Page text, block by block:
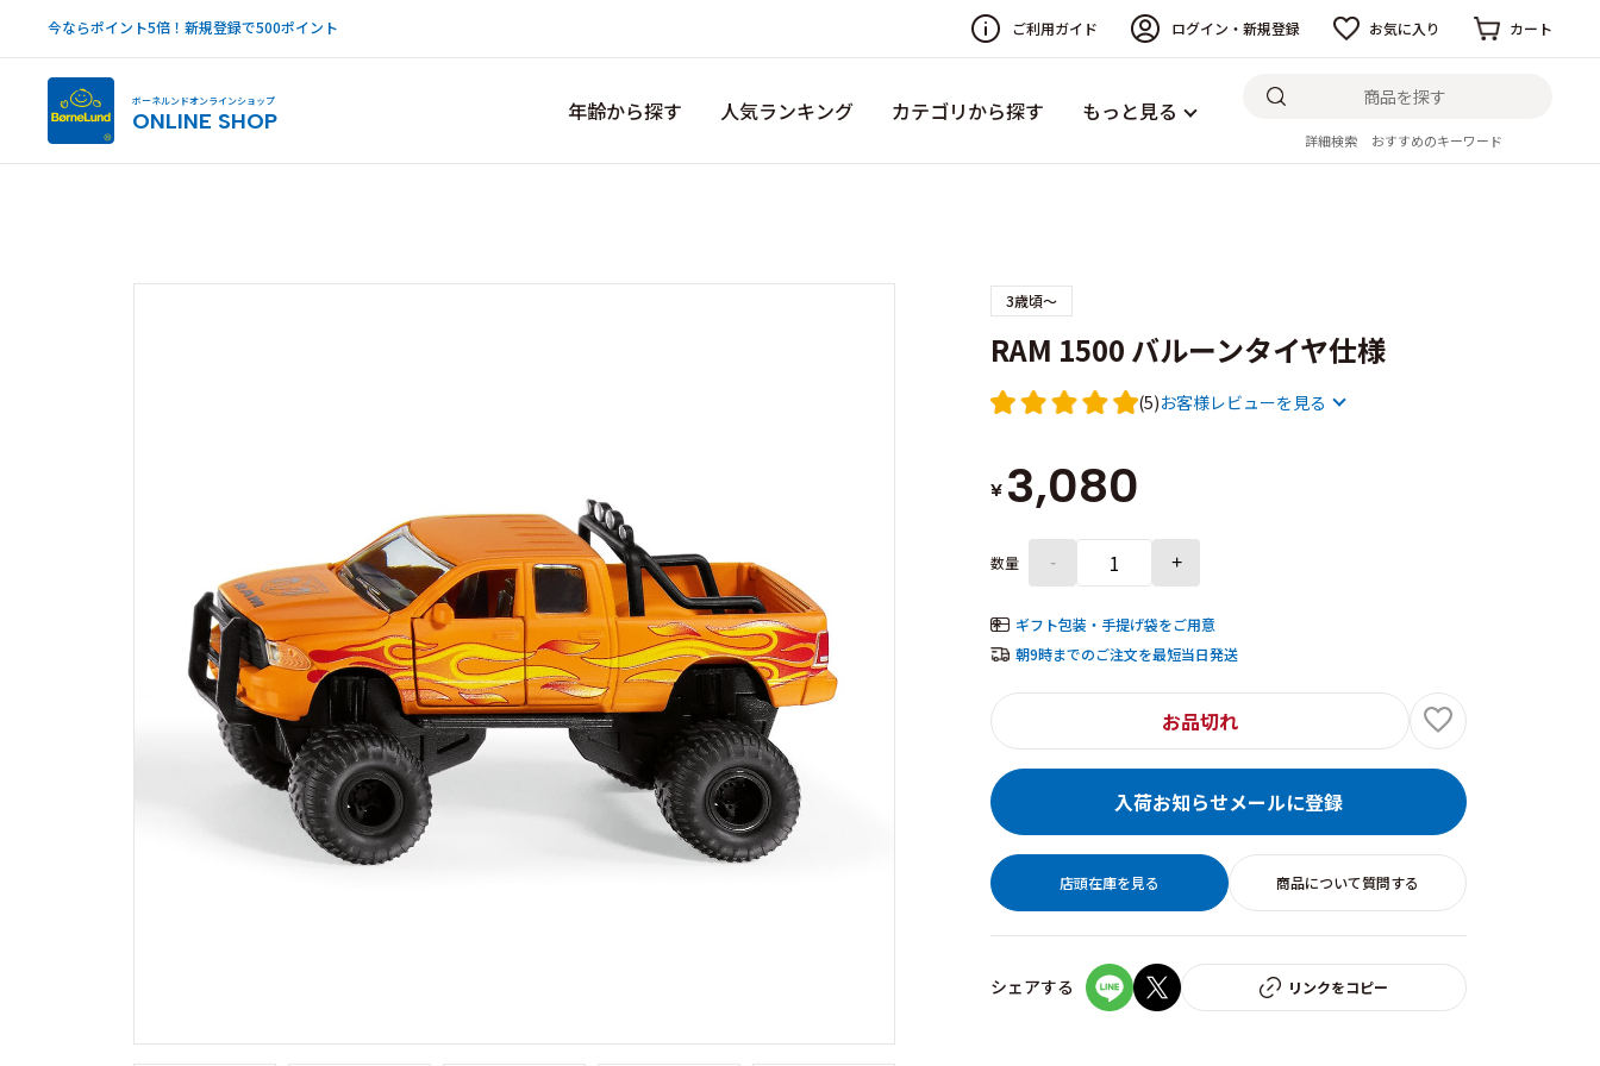
今ならポイント5倍！新規登録で500ポイント ご利用ガイド ログイン・新規登録 お気に入り カート
ボーネルンドオンラインショップ
ONLINE SHOP 年齢から探す 人気ランキング カテゴリから探す もっと見る
詳細検索 おすすめのキーワード
3歳頃～
RAM 1500 バルーンタイヤ仕様
(5)お客様レビューを見る
¥ 3,080
数量 - +
ギフト包装・手提げ袋をご用意
朝9時までのご注文を最短当日発送
お品切れ
入荷お知らせメールに登録
店頭在庫を見る 商品について質問する
シェアする リンクをコピー